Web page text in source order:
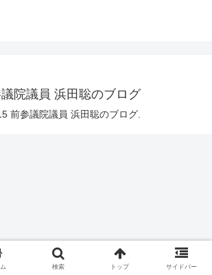
院議員 浜田聡のブログ
前参議院議員 浜田聡のブログ.
検索 トップ サイドバー